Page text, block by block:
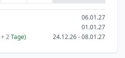
06.01.27
01.01.27
+ 2Tage) 24.12.26 - 08.01.27